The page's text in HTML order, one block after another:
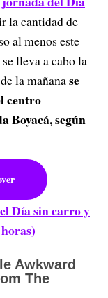
la cantidad de
al menos este
lleva a cabo la
la mañanase
centro
Boyacá, según
Día sin carro y